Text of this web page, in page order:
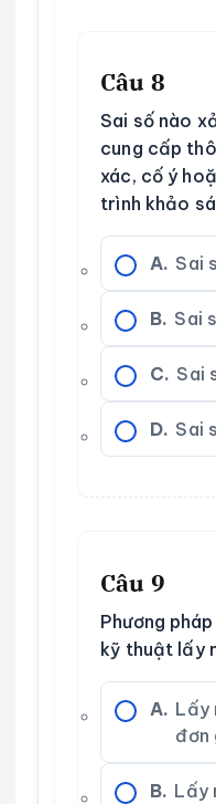
Câu 8
Sai số nào
cung cấp
xác, cố ý
trình khảo
A. Sai
B. Sai
C. Sai
D. Sai
Câu 9
Phương
kỹ thuật lấy
A. Lấy
đơn
B. Lấy